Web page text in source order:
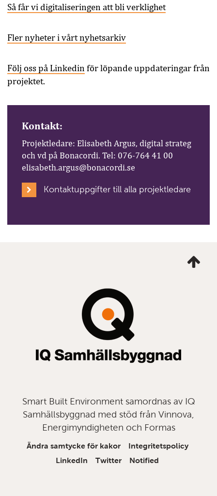
Så får vi digitaliseringen att bli verklighet
Fler nyheter i vårt nyhetsarkiv
Följ oss på Linkedin för löpande uppdateringar från
projektet.
Kontakt:
Projektledare: Elisabeth Argus, digital strateg
och vd på Bonacordi. Tel: 076-764 41 00
elisabeth.argus@bonacordi.se
Kontaktuppgifter till alla projektledare
mig
Smart Built Environment samordnas av IQ
Samhällsbyggnad med stöd från Vinnova,
Energimyndigheten och Formas
Ändra samtycke för kakor
Integritetspolicy
LinkedIn
Twitter Notified